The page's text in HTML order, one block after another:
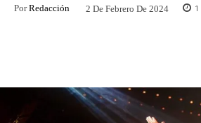
Por Redacción 2 De Febrero De 2024 1